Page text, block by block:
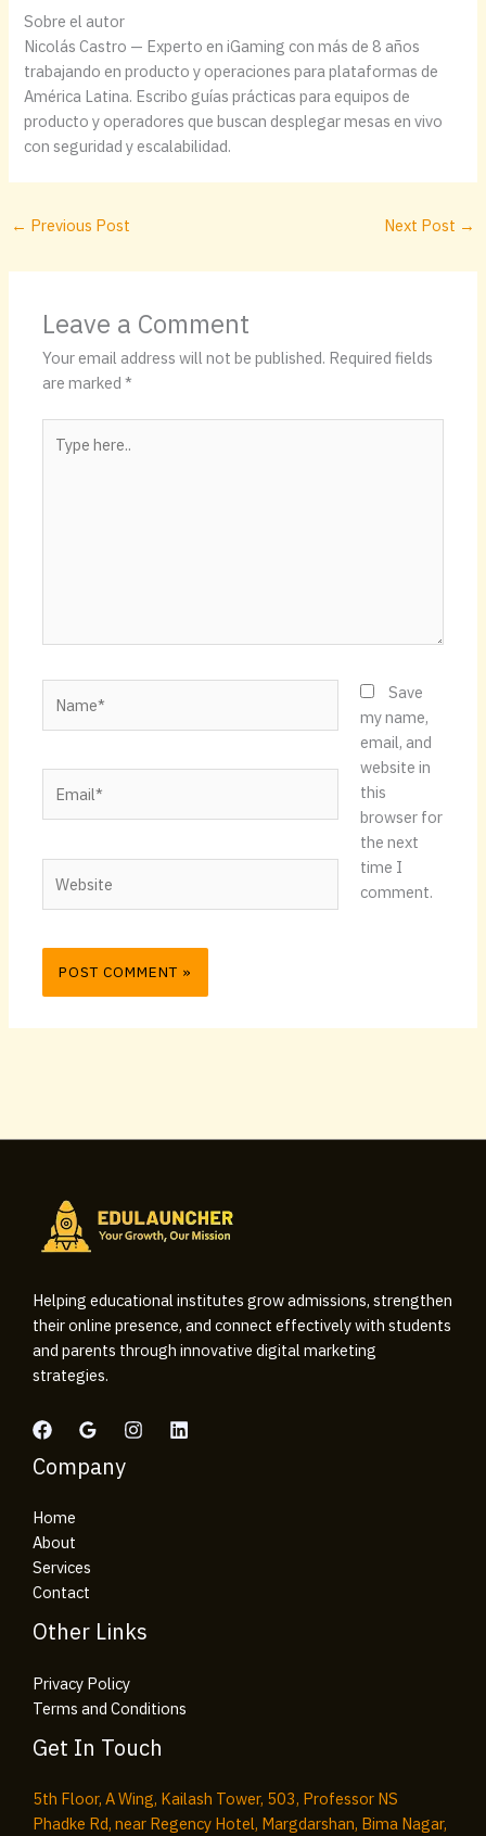
Sobre el autor
Nicolás Castro — Experto en iGaming con más de 8 años
trabajando en producto y operaciones para plataformas de
América Latina. Escribo guías prácticas para equipos de
producto y operadores que buscan desplegar mesas en vivo
con seguridad y escalabilidad.
← Previous Post Next Post →
Leave a Comment
Your email address will not be published. Required fields
are marked*
here..
Save
my name,
email, and
website in
this
browser for
the next
time I
comment.
Helping educational institutes grow admissions, strengthen
their online presence, and connect effectively with students
and parents through innovative digital marketing
strategies.
Company
Home
About
Services
Contact
Other Links
Privacy Policy
Terms and Conditions
Get In Touch
5th Floor, A Wing, Kailash Tower, 503, Professor NS
Phadke Rd, near Regency Hotel, Margdarshan, Bima Nagar,